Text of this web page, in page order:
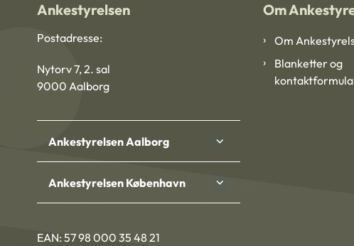
Ankestyrelsen
Postadresse:
Nytorv 7, 2. sal
9000 Aalborg
Ankestyrelsen Aalborg
Ankestyrelsen København
EAN: 57 98 000 35 48 21
Om
Om
Blanketter og